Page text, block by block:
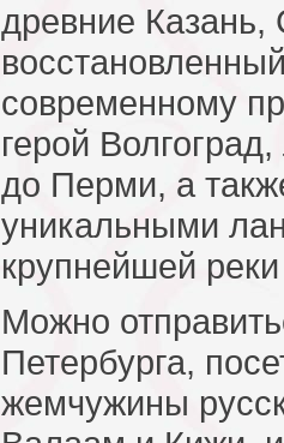
древние Казань,
современному
герой
до Перми, а
уникальными
крупнейшей
Можно
Петербурга,
жемчужины